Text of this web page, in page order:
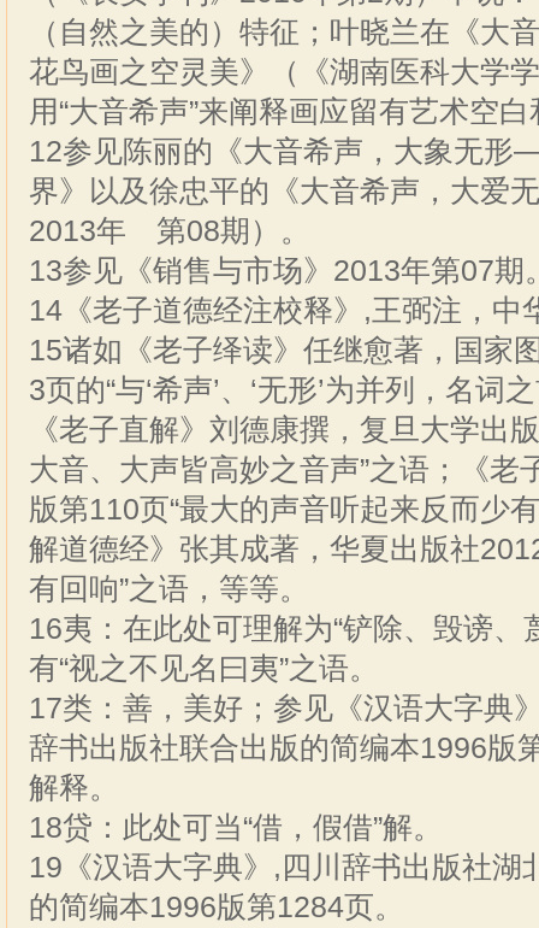
（自然之美的）特征；叶晓兰在《大
花鸟画之空灵美》（《湖南医科大学
用“大音希声”来阐释画应留有艺术空
12参见陈丽的《大音希声，大象无
界》以及徐忠平的《大音希声，大爱
2013年 第08期）。
13参见《销售与市场》2013年第07期
14《老子道德经注校释》,王弼注，中
15诸如《老子绎读》任继愈著，国家
3页的“与‘希声’、‘无形’为并列，名词
《老子直解》刘德康撰，复旦大学出
大音、大声皆高妙之音声”之语；《老
版第110页“最大的声音听起来反而少
解道德经》张其成著，华夏出版社
有回响”之语，等等。
16夷：在此处可理解为“铲除、毁谤、
有“视之不见名曰夷”之语。
17类：善，美好；参见《汉语大字典
辞书出版社联合出版的简编本1996版
解释。
18贷：此处可当“借，假借”解。
19《汉语大字典》,四川辞书出版社湖
的简编本1996版第1284页。